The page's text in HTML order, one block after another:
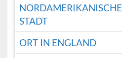
NORDAMERIKANISCHE
STADT
ORT IN ENGLAND